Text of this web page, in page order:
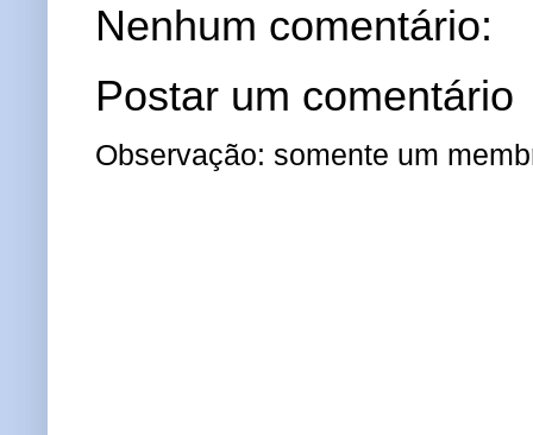
Nenhum comentário:
Postar um comentário
Observação: somente um